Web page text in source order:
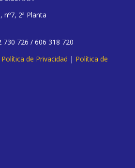
nº7, 2ª Planta
730 726 / 606 318 720
Política de Privacidad | Política de